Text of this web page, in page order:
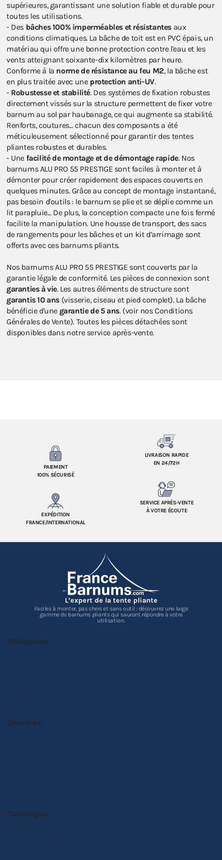
supérieures, garantissant une solution fiable et durable pour
toutes les utilisations.
- Des bâches 100% imperméables et résistantes aux
conditions climatiques. La bâche de toit est en PVC épais, un
matériau qui offre une bonne protection contre l'eau et les
vents atteignant soixante-dix kilomètres par heure.
Conforme à la norme de résistance au feu M2, la bâche est
en plus traitée avec une protection anti-UV.
- Robustesse et stabilité. Des systèmes de fixation robustes
directement vissés sur la structure permettent de fixer votre
barnum au sol par haubanage, ce qui augmente sa stabilité.
Renforts, coutures... chacun des composants a été
méticuleusement sélectionné pour garantir des tentes
pliantes robustes et durables.
- Une facilité de montage et de démontage rapide. Nos
barnums ALU PRO 55 PRESTIGE sont faciles à monter et à
démonter pour créer rapidement des espaces couverts en
quelques minutes. Grâce au concept de montage instantané,
pas besoin d'outils : le barnum se plie et se déplie comme un
lit parapluie... De plus, la conception compacte une fois fermé
facilite la manipulation. Une housse de transport, des sacs
de rangements pour les bâches et un kit d’arrimage sont
offerts avec ces barnums pliants.
Nos barnums ALU PRO 55 PRESTIGE sont couverts par la
garantie légale de conformité. Les pièces de connexion sont
garanties à vie. Les autres éléments de structure sont
garantis 10 ans (visserie, ciseau et pied complet). La bâche
bénéficie d'une garantie de 5 ans. (voir nos Conditions
Générales de Vente). Toutes les pièces détachées sont
disponibles dans notre service après-vente.
PAIEMENT
100% SÉCURISÉ
LIVRAISON RAPIDE
EN 24/72H
EXPÉDITION
FRANCE/INTERNATIONAL
SERVICE APRÈS-VENTE
À VOTRE ÉCOUTE
L’expert de la tente pliante
Faciles à monter, pas chers et sans outil : découvrez une large
gamme de barnums pliants qui sauront répondre à votre
utilisation.
Entreprise
Services
Catalogue